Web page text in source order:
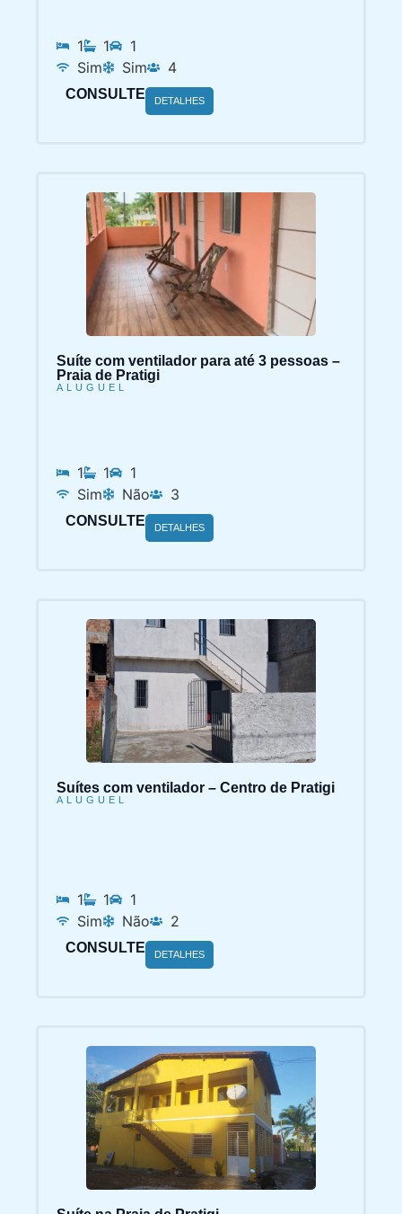
1 1
1
Sim
Sim 4
CONSULTE DETALHES
Suíte com ventilador para até 3 pessoas –
Praia de Pratigi
ALUGUEL
1 1
1
Sim
Não 3
CONSULTE DETALHES
Suítes com ventilador – Centro de Pratigi
ALUGUEL
1 1
1
Sim
Não 2
CONSULTE DETALHES